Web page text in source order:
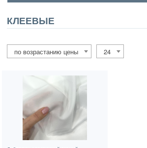
КЛЕЕВЫЕ
24
по возрастанию цены